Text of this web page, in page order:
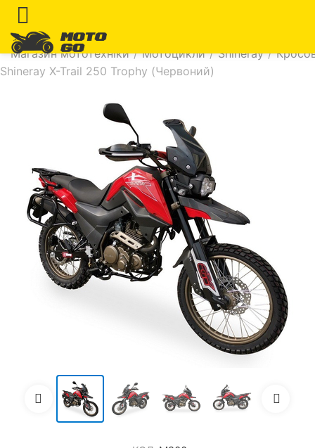
Магазин мототехніки / Мотоцикли / Shineray /
Shineray X-Trail 250 Trophy (Червоний)